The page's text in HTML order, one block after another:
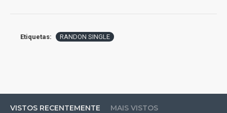
Etiquetas: RANDON SINGLE
VISTOS RECENTEMENTE MAIS VISTOS